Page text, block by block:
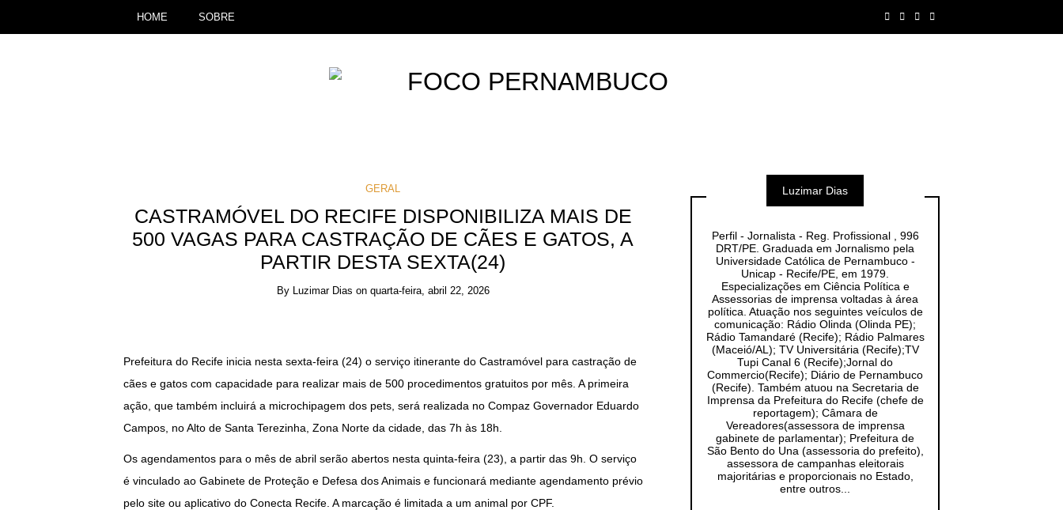
HOME SOBRE
GERAL
CASTRAMÓVEL DO RECIFE DISPONIBILIZA MAIS DE
500 VAGAS PARA CASTRAÇÃO DE CÃES E GATOS, A
PARTIR DESTA SEXTA(24)
By Luzimar Dias on quarta-feira, abril 22, 2026
Prefeitura do Recife inicia nesta sexta-feira (24) o serviço itinerante do Castramóvel para castração de
cães e gatos com capacidade para realizar mais de 500 procedimentos gratuitos por mês. A primeira
ação, que também incluirá a microchipagem dos pets, será realizada no Compaz Governador Eduardo
Campos, no Alto de Santa Terezinha, Zona Norte da cidade, das 7h às 18h.
Os agendamentos para o mês de abril serão abertos nesta quinta-feira (23), a partir das 9h. O serviço
é vinculado ao Gabinete de Proteção e Defesa dos Animais e funcionará mediante agendamento prévio
pelo site ou aplicativo do Conecta Recife. A marcação é limitada a um animal por CPF.
Luzimar Dias
Perfil - Jornalista - Reg. Profissional , 996
DRT/PE. Graduada em Jornalismo pela
Universidade Católica de Pernambuco -
Unicap - Recife/PE, em 1979.
Especializações em Ciência Política e
Assessorias de imprensa voltadas à área
política. Atuação nos seguintes veículos de
comunicação: Rádio Olinda (Olinda PE);
Rádio Tamandaré (Recife); Rádio Palmares
(Maceió/AL); TV Universitária (Recife);TV
Tupi Canal 6 (Recife);Jornal do
Commercio(Recife); Diário de Pernambuco
(Recife). Também atuou na Secretaria de
Imprensa da Prefeitura do Recife (chefe de
reportagem); Câmara de
Vereadores(assessora de imprensa
gabinete de parlamentar); Prefeitura de
São Bento do Una (assessoria do prefeito),
assessora de campanhas eleitorais
majoritárias e proporcionais no Estado,
entre outros...